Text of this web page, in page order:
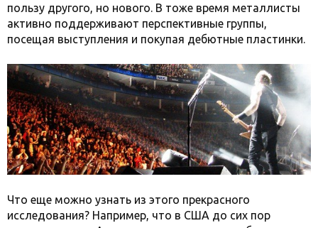
пользу другого, но нового. В тоже время металлисты
активно поддерживают перспективные группы,
посещая выступления и покупая дебютные пластинки.
Что еще можно узнать из этого прекрасного
исследования? Например, что в США до сих пор